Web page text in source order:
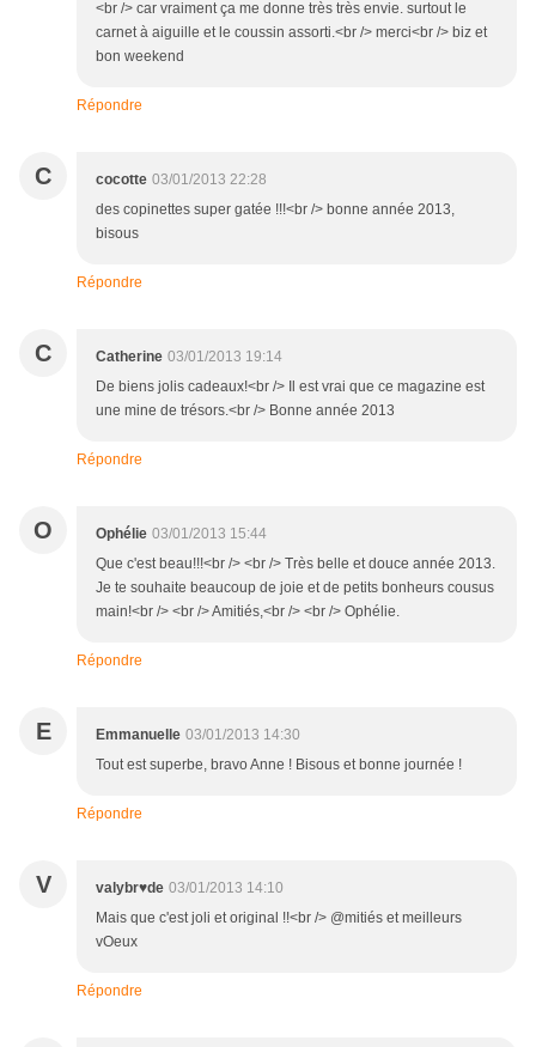
<br /> car vraiment ça me donne très très envie. surtout le
carnet à aiguille et le coussin assorti.<br /> merci<br /> biz et
bon weekend
Répondre
C cocotte 03/01/2013 22:28
des copinettes super gatée !!!<br /> bonne année 2013,
bisous
Répondre
C Catherine 03/01/2013 19:14
De biens jolis cadeaux!<br /> Il est vrai que ce magazine est
une mine de trésors.<br /> Bonne année 2013
Répondre
O Ophélie 03/01/2013 15:44
Que c'est beau!!!<br /> <br /> Très belle et douce année 2013.
Je te souhaite beaucoup de joie et de petits bonheurs cousus
main!<br /> <br /> Amitiés,<br /> <br /> Ophélie.
Répondre
E Emmanuelle 03/01/2013 14:30
Tout est superbe, bravo Anne ! Bisous et bonne journée !
Répondre
V valybr♥de 03/01/2013 14:10
Mais que c'est joli et original !!<br /> @mitiés et meilleurs
vOeux
Répondre